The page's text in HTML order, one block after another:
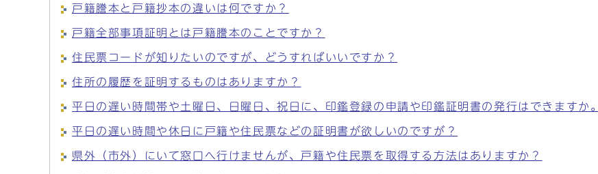
戸籍謄本と戸籍抄本の違いは何ですか？
戸籍全部事項証明とは戸籍謄本のことですか？
住民票コードが知りたいのですが、どうすればいいですか？
住所の履歴を証明するものはありますか？
平日の遅い時間帯や土曜日、日曜日、祝日に、印鑑登録の申請や印鑑証明書の発行はできますか。
平日の遅い時間や休日に戸籍や住民票などの証明書が欲しいのですが？
県外（市外）にいて窓口へ行けませんが、戸籍や住民票を取得する方法はありますか？